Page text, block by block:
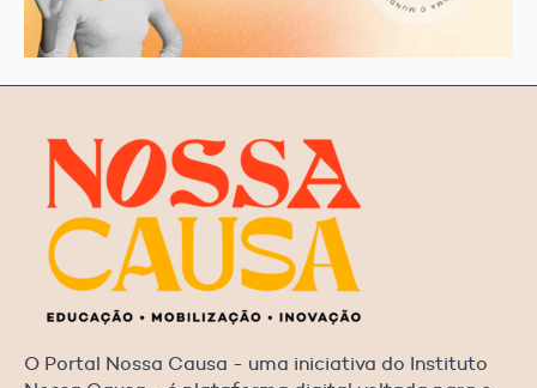
O Portal Nossa Causa - uma iniciativa do Instituto